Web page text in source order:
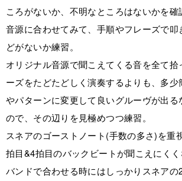
ころがないか、不明なところはないかを確
音源に合わせてみて、手順やフレーズで叩
どがないか練習。
オリジナル音源で聞こえてくる音を全て拾
ーズをたどたどしく演奏するよりも、多少
やパターンに変更して良いグルーヴが出る
ので、その辺りを見極めつつ練習。
スネアのゴーストノート(手数の多さ)を重
拍目&4拍目のバックビートが聞こえにくく
バンドで合わせる時にはしっかりスネアの